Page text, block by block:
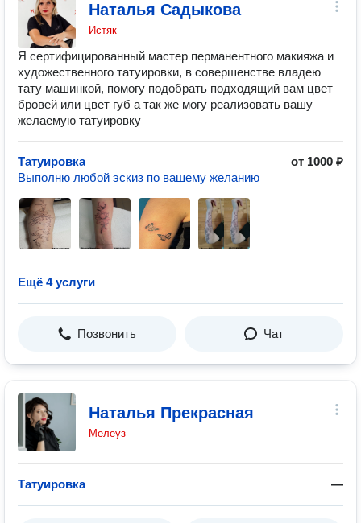
Наталья Садыкова
Истяк
Я сертифицированный мастер перманентного макияжа и
художественного татуировки, в совершенстве владею
тату машинкой, помогу подобрать подходящий вам цвет
бровей или цвет губ а так же могу реализовать вашу
желаемую татуировку
Татуировка
от 1000 ₽
Выполню любой эскиз по вашему желанию
Ещё 4 услуги
Позвонить Чат
Наталья Прекрасная
Мелеуз
Татуировка —